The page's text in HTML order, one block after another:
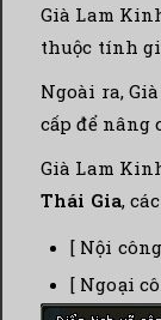
Già Lam
thuộc tính
Ngoài ra,
cấp để nâng
Già Lam
Thái Gia,
[ Nội
[ Ngoại